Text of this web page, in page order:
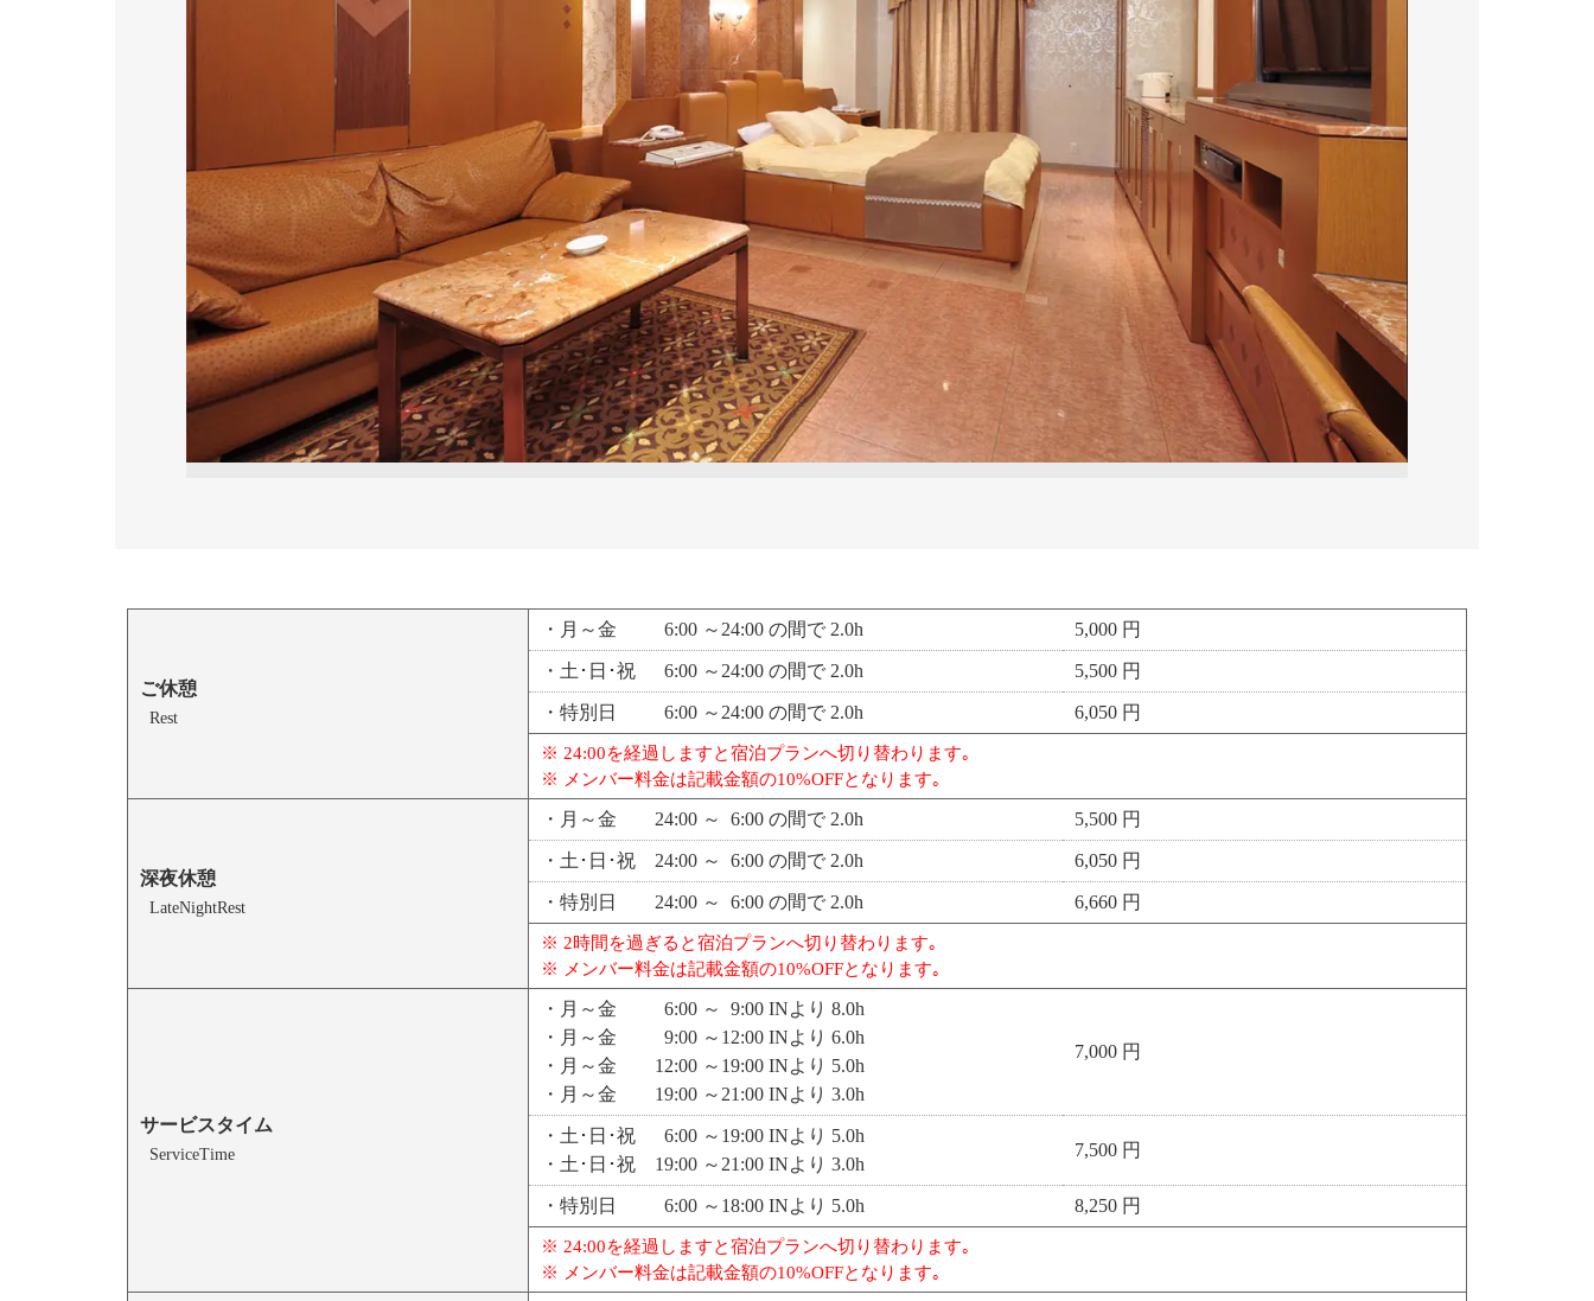
ご休憩
Rest
・月～金 6:00 ～24:00 の間で 2.0h 5,000 円
・土･日･祝 6:00 ～24:00 の間で 2.0h 5,500 円
・特別日 6:00 ～24:00 の間で 2.0h
6,050 円
※ 24:00を経過しますと宿泊プランへ切り替わります｡
※ メンバー料金は記載金額の10%OFFとなります｡
深夜休憩
LateNightRest
・月～金 24:00 ～ 6:00 の間で 2.0h 5,500 円
・土･日･祝 24:00 ～ 6:00 の間で 2.0h 6,050 円
・特別日 24:00 ～ 6:00 の間で 2.0h
6,660 円
※ 2時間を過ぎると宿泊プランへ切り替わります｡
※ メンバー料金は記載金額の10%OFFとなります｡
サービスタイム
ServiceTime
・月～金 6:00 ～ 9:00 INより 8.0h
・月～金 9:00 ～12:00 INより 6.0h
・月～金 12:00 ～19:00 INより 5.0h
・月～金 19:00 ～21:00 INより 3.0h
7,000 円
・土･日･祝 6:00 ～19:00 INより 5.0h
・土･日･祝 19:00 ～21:00 INより 3.0h
7,500 円
・特別日 6:00 ～18:00 INより 5.0h
8,250 円
※ 24:00を経過しますと宿泊プランへ切り替わります｡
※ メンバー料金は記載金額の10%OFFとなります｡